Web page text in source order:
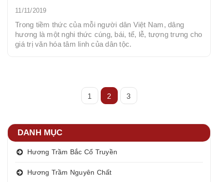
11/11/2019
Trong tiềm thức của mỗi người dân Việt Nam, dâng
hương là một nghi thức cúng, bái, tế, lễ, tượng trưng cho
giá trị văn hóa tâm linh của dân tộc.
1 2 3
DANH MỤC
Hương Trầm Bắc Cổ Truyền
Hương Trầm Nguyên Chất